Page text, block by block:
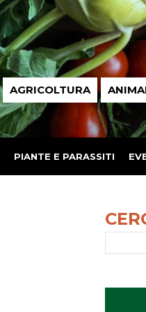
AGRICOLTURA
PIANTE E PARASSITI